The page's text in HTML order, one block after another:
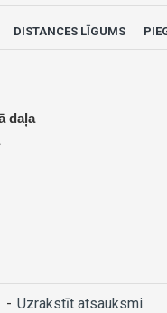
DISTANCES LĪGUMS
daļa
- Uzrakstīt atsauksmi